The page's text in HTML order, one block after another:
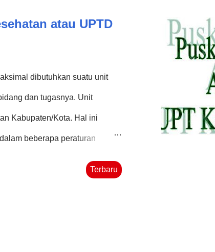
pintu, jendela, kamar mandi
adalah bahan-bahan yang
...
atau UPTD
dibutuhkan suatu unit
dan tugasnya. Unit
Kabupaten/Kota. Hal ini
beberapa peraturan
terkadang kita menemukan
Terbaru